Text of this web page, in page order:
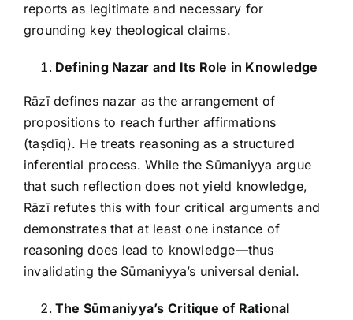
reports as legitimate and necessary for
grounding key theological claims.
Defining Nazar and Its Role in Knowledge
Rāzī defines nazar as the arrangement of
propositions to reach further affirmations
(taṣdīq). He treats reasoning as a structured
inferential process. While the Sūmaniyya argue
that such reflection does not yield knowledge,
Rāzī refutes this with four critical arguments and
demonstrates that at least one instance of
reasoning does lead to knowledge—thus
invalidating the Sūmaniyya’s universal denial.
The Sūmaniyya’s Critique of Rational